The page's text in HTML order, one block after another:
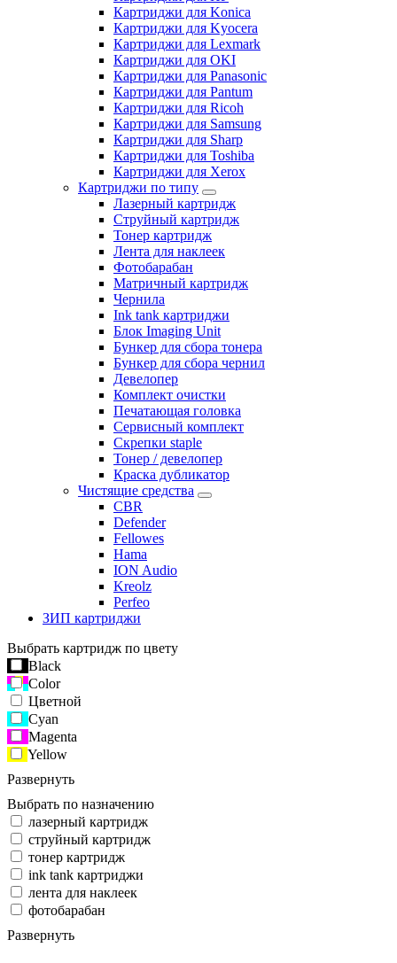
Картриджи для Konica
Картриджи для Kyocera
Картриджи для Lexmark
Картриджи для OKI
Картриджи для Panasonic
Картриджи для Pantum
Картриджи для Ricoh
Картриджи для Samsung
Картриджи для Sharp
Картриджи для Toshiba
Картриджи для Xerox
Картриджи по типу
Лазерный картридж
Струйный картридж
Тонер картридж
Лента для наклеек
Фотобарабан
Матричный картридж
Чернила
Ink tank картриджи
Блок Imaging Unit
Бункер для сбора тонера
Бункер для сбора чернил
Девелопер
Комплект очистки
Печатающая головка
Сервисный комплект
Скрепки staple
Тонер / девелопер
Краска дубликатор
Чистящие средства
CBR
Defender
Fellowes
Hama
ION Audio
Kreolz
Perfeo
ЗИП картриджи
Выбрать картридж по цвету
Black
Color
Цветной
Cyan
Magenta
Yellow
Развернуть
Выбрать по назначению
лазерный картридж
струйный картридж
тонер картридж
ink tank картриджи
лента для наклеек
фотобарабан
Развернуть